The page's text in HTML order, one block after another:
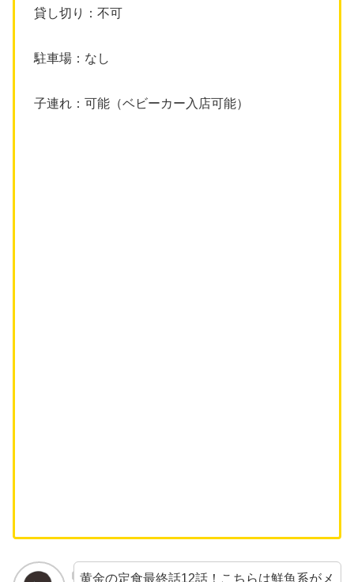
貸し切り：不可
駐車場：なし
子連れ：可能（ベビーカー入店可能）
黄金の定食最終話12話！こちらは鮮魚系がメ